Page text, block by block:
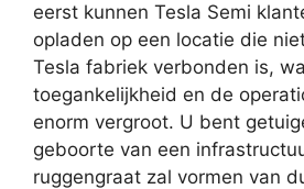
eerst kunnen Tesla Semi
opladen op een locatie die
Tesla fabriek verbonden is,
toegankelijkheid en de
enorm vergroot. U bent
geboorte van een
ruggengraat zal vormen van